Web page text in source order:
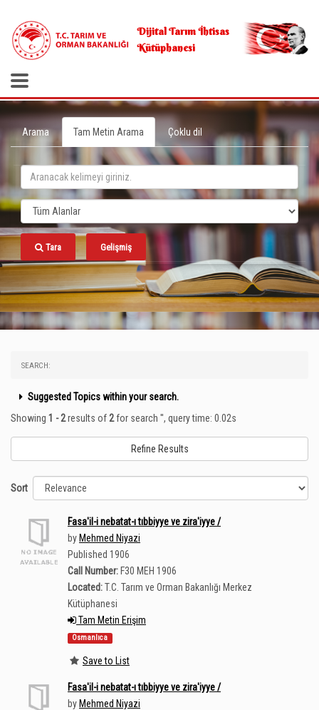
Dijital Tarım İhtisas
Kütüphanesi
Arama Tam Metin Arama Çoklu dil
Tara Gelişmiş
SEARCH:
Suggested Topics within your search.
Showing 1 - 2results of 2for search '', query time: 0.02s
Refine Results
Sort
Fasa'il-i nebatat-ı tıbbiyye ve zira'iyye /
by Mehmed Niyazi
Published 1906
Call Number: F30 MEH 1906
Located:T.C. Tarım ve Orman Bakanlığı Merkez
Kütüphanesi
Tam Metin Erişim
Osmanlıca
Save to List
Fasa'il-i nebatat-ı tıbbiyye ve zira'iyye /
by Mehmed Niyazi